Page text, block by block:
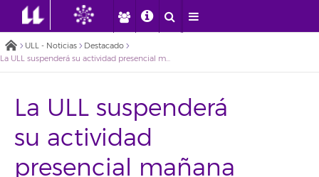
ULL - Noticias
Destacado
La ULL suspenderá su actividad presencial mañana con motivo de la alerta meteorológica
La ULL suspenderá
su actividad
presencial mañana